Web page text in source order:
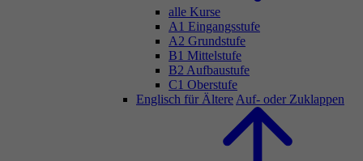
alle Kurse
A1 Eingangsstufe
A2 Grundstufe
B1 Mittelstufe
B2 Aufbaustufe
C1 Oberstufe
Englisch für Ältere Auf- oder Zuklappen